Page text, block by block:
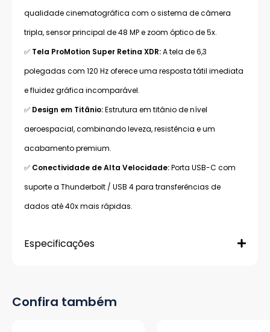
qualidade cinematográfica com o sistema de câmera
tripla, sensor principal de 48 MP e zoom óptico de 5x.
✅ Tela ProMotion Super Retina XDR:A tela de 6,3
polegadas com 120 Hz oferece uma resposta tátil imediata
e fluidez gráfica incomparável.
✅ Design em Titânio:Estrutura em titânio de nível
aeroespacial, combinando leveza, resistência e um
acabamento premium.
✅ Conectividade de Alta Velocidade:Porta USB-C com
suporte a Thunderbolt / USB 4 para transferências de
dados até 40x mais rápidas.
Especificações
Confira também